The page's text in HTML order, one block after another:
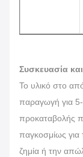
Συσκευασία και
Το υλικό στο
παραγωγή για
προκαταβολής
παγκοσμίως για
ζημία ή την